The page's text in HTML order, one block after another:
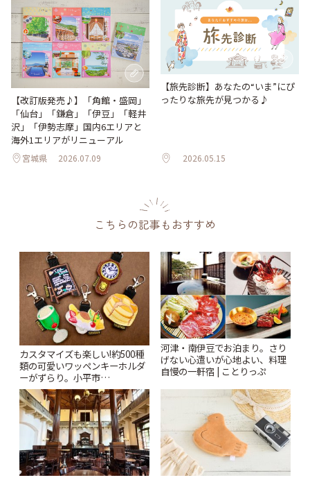
【改訂版発売♪】「角館・盛岡」
「仙台」「鎌倉」「伊豆」「軽井
沢」「伊勢志摩」国内6エリアと
海外1エリアがリニューアル
宮城県 2026.07.09
【旅先診断】あなたの“いま”にぴ
ったりな旅先が見つかる♪
2026.05.15
こちらの記事もおすすめ
カスタマイズも楽しい!約500種
類の可愛いワッペンキーホルダ
ーがずらり。小平市
「Kimamaya T&K」 | ことりっ
ぷ
河津・南伊豆でお泊まり。さり
げない心遣いが心地よい、料理
自慢の一軒宿 | ことりっぷ